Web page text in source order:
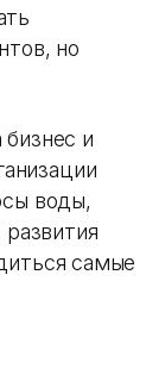
но
и
воды,
самые